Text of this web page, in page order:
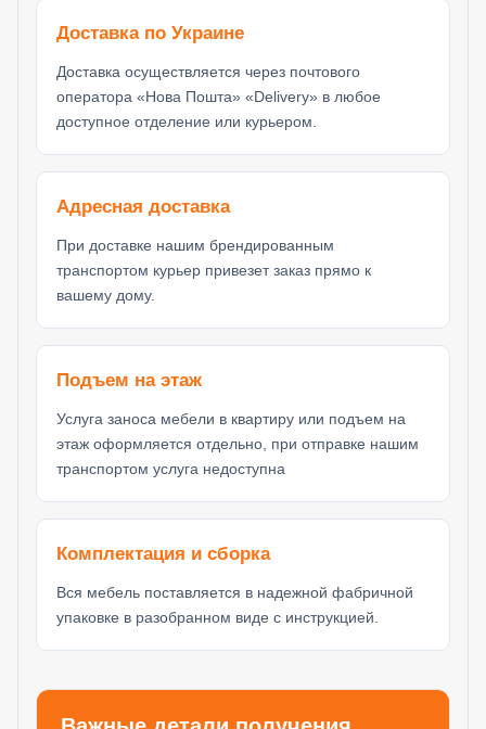
Доставка по Украине
Доставка осуществляется через почтового
оператора «Нова Пошта» «Delivery» в любое
доступное отделение или курьером.
Адресная доставка
При доставке нашим брендированным
транспортом курьер привезет заказ прямо к
вашему дому.
Подъем на этаж
Услуга заноса мебели в квартиру или подъем на
этаж оформляется отдельно, при отправке нашим
транспортом услуга недоступна
Комплектация и сборка
Вся мебель поставляется в надежной фабричной
упаковке в разобранном виде с инструкцией.